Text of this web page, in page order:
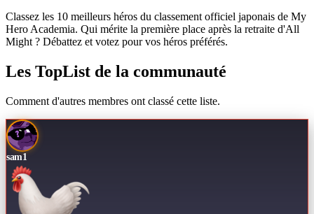
Classez les 10 meilleurs héros du classement officiel japonais de My
Hero Academia. Qui mérite la première place après la retraite d'All
Might ? Débattez et votez pour vos héros préférés.
Les TopList de la communauté
Comment d'autres membres ont classé cette liste.
sam1